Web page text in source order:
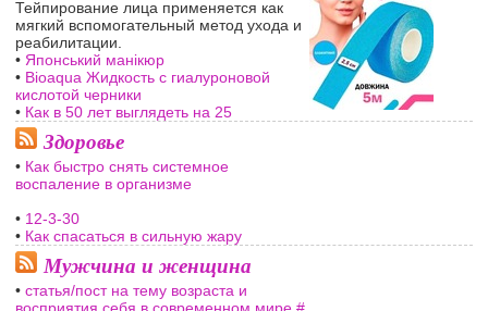
Тейпирование лица применяется как
мягкий вспомогательный метод ухода и
реабилитации.
• Японський манікюр
• Bioaqua Жидкость с гиалуроновой
кислотой черники
• Как в 50 лет выглядеть на 25
Здоровье
• Как быстро снять системное
воспаление в организме
• 12-3-30
• Как спасаться в сильную жару
Мужчина и женщина
• статья/пост на тему возраста и